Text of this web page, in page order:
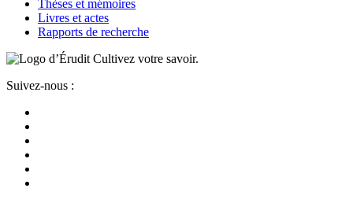
Thèses et mémoires
Livres et actes
Rapports de recherche
Cultivez votre savoir.
Suivez-nous :